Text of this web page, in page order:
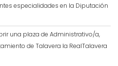
especialidades en la Diputación
una plaza de Administrativo/a,
de Talavera la RealTalavera